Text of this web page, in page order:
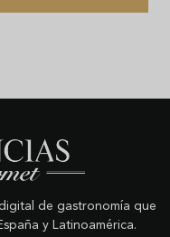
de gastronomía que
y Latinoamérica.